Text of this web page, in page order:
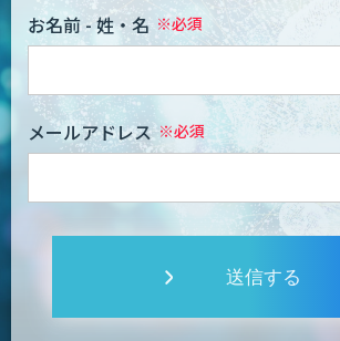
お名前 - 姓・名
メールアドレス
送信する